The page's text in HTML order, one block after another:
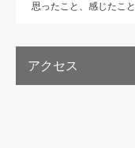
思ったこと、感じたこと
アクセス